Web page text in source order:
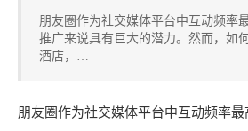
朋友圈作为社交媒体平台中互动频率
推广来说具有巨大的潜力。然而，如
酒店，…
朋友圈作为社交媒体平台中互动频率